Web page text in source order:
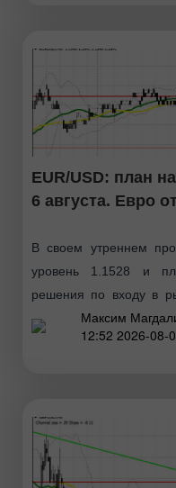
EUR/USD: план
6 августа. Евро
В своем утреннем
уровень 1.1528 и
решения по входу в
минутный график и
Максим
12:52 2026-08-